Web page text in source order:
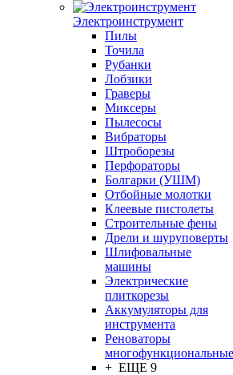
Электроинструмент
Пилы
Точила
Рубанки
Лобзики
Граверы
Миксеры
Пылесосы
Вибраторы
Штроборезы
Перфораторы
Болгарки (УШМ)
Отбойные молотки
Клеевые пистолеты
Строительные фены
Дрели и шуруповерты
Шлифовальные
машины
Электрические
плиткорезы
Аккумуляторы для
инструмента
Реноваторы
многофункциональные
+ ЕЩЕ 9